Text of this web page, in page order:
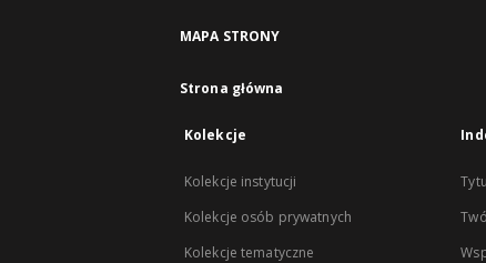
MAPA STRONY
Strona główna
Kolekcje
Kolekcje instytucji
Kolekcje osób prywatnych
Kolekcje tematyczne